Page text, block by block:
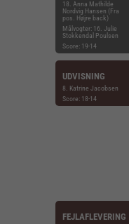
18. Anna Mathilde
Nordvig Hansen (Fra
pos. Højre back)
Målvogter: 16. Julie
Stokkendal Poulsen
Score: 19-14
UDVISNING
8. Katrine Jacobsen
Score: 18-14
FEJLAFLEVERING